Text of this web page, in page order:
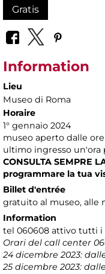
Gratis
Information
Lieu
Museo di Roma
Horaire
1° gennaio 2024
museo aperto dalle ore
ultimo ingresso un'ora
CONSULTA SEMPRE
programmare la tua
Billet d'entrée
gratuito al museo, alle
Information
tel 060608 attivo tutti i
Orari del call center
24 dicembre 2023:
25 dicembre 2023: dalle